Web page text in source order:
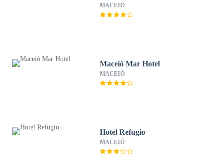
MACEIÓ
Maceió Mar Hotel
MACEIÓ
Hotel Refugio
MACEIÓ